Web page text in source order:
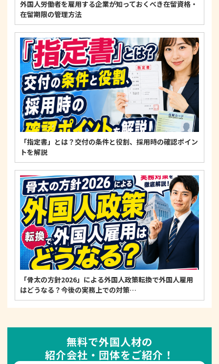
外国人労働者を雇用する企業が知っておくべき在留資格・
在留期限の管理方法
「指定書」とは？交付の条件と役割、採用時の確認ポイン
トを解説
「骨太の方針2026」による外国人政策転換で外国人雇用
はどうなる？今後の実務上での対策…
無料で外国人材の
紹介会社・団体をご紹介！